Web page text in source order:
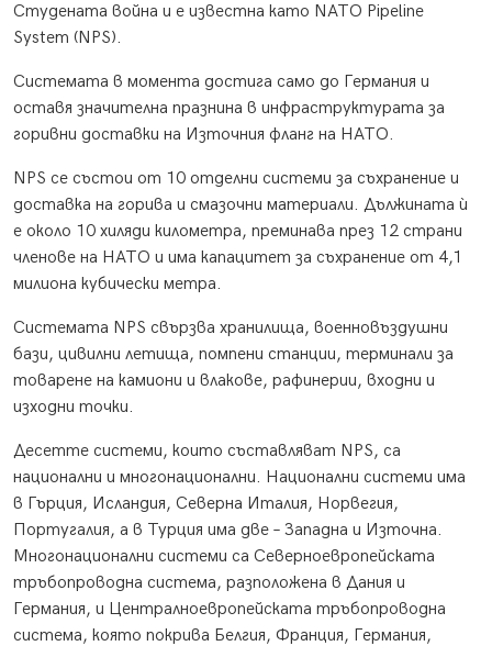
Студената война и е известна като NATO Pipeline
System (NPS).
Системата в момента достига само до Германия и
оставя значителна празнина в инфраструктурата за
горивни доставки на Източния фланг на НАТО.
NPS се състои от 10 отделни системи за съхранение и
доставка на горива и смазочни материали. Дължината ѝ
е около 10 хиляди километра, преминава през 12 страни
членове на НАТО и има капацитет за съхранение от 4,1
милиона кубически метра.
Системата NPS свързва хранилища, военновъздушни
бази, цивилни летища, помпени станции, терминали за
товарене на камиони и влакове, рафинерии, входни и
изходни точки.
Десетте системи, които съставляват NPS, са
национални и многонационални. Национални системи има
в Гърция, Исландия, Северна Италия, Норвегия,
Португалия, а в Турция има две – Западна и Източна.
Многонационални системи са Северноевропейската
тръбопроводна система, разположена в Дания и
Германия, и Централноевропейската тръбопроводна
система, която покрива Белгия, Франция, Германия,